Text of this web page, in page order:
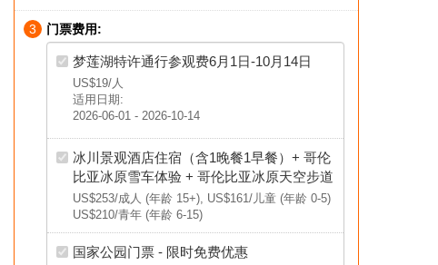
3 门票费用:
梦莲湖特许通行参观费6月1日-10月14日
US$19/人
适用日期:
2026-06-01 - 2026-10-14
冰川景观酒店住宿（含1晚餐1早餐）+ 哥伦
比亚冰原雪车体验 + 哥伦比亚冰原天空步道
US$253/成人 (年龄 15+), US$161/儿童 (年龄 0-5)
US$210/青年 (年龄 6-15)
国家公园门票 - 限时免费优惠